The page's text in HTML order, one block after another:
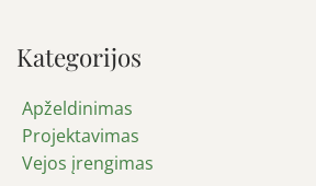
Kategorijos
Apželdinimas
Projektavimas
Vejos įrengimas